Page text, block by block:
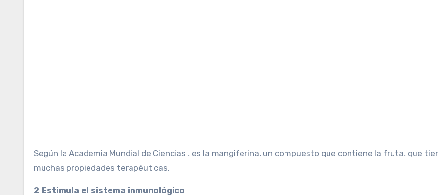
Según la Academia Mundial de Ciencias , es la mangiferina, un compuesto que contiene la fruta, que
muchas propiedades terapéuticas.
2 Estimula el sistema inmunológico